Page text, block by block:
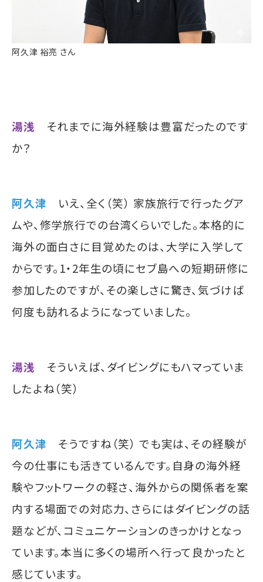
阿久津 裕亮 さん
湯浅 それまでに海外経験は豊富だったのです
か？
阿久津 いえ、全く（笑） 家族旅行で行ったグア
ムや、修学旅行での台湾くらいでした。本格的に
海外の面白さに目覚めたのは、大学に入学して
からです。1・2年生の頃にセブ島への短期研修に
参加したのですが、その楽しさに驚き、気づけば
何度も訪れるようになっていました。
湯浅 そういえば、ダイビングにもハマっていま
したよね（笑）
阿久津 そうですね（笑） でも実は、その経験が
今の仕事にも活きているんです。自身の海外経
験やフットワークの軽さ、海外からの関係者を案
内する場面での対応力、さらにはダイビングの話
題などが、コミュニケーションのきっかけとなっ
ています。本当に多くの場所へ行って良かったと
感じています。